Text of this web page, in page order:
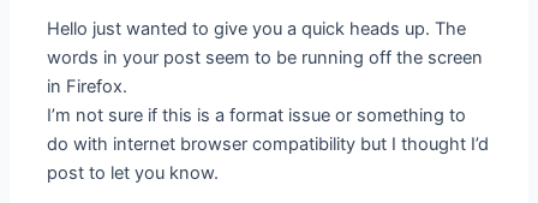
Hello just wanted to give you a quick heads up. The
words in your post seem to be running off the screen
in Firefox.
I’m not sure if this is a format issue or something to
do with internet browser compatibility but I thought I’d
post to let you know.